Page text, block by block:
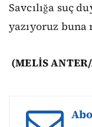
Savcılığa suç
yazıyoruz
(MELİS